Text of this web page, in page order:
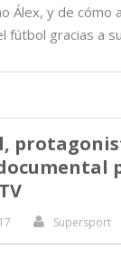
Álex, y de cómo
fútbol gracias a
Supersport